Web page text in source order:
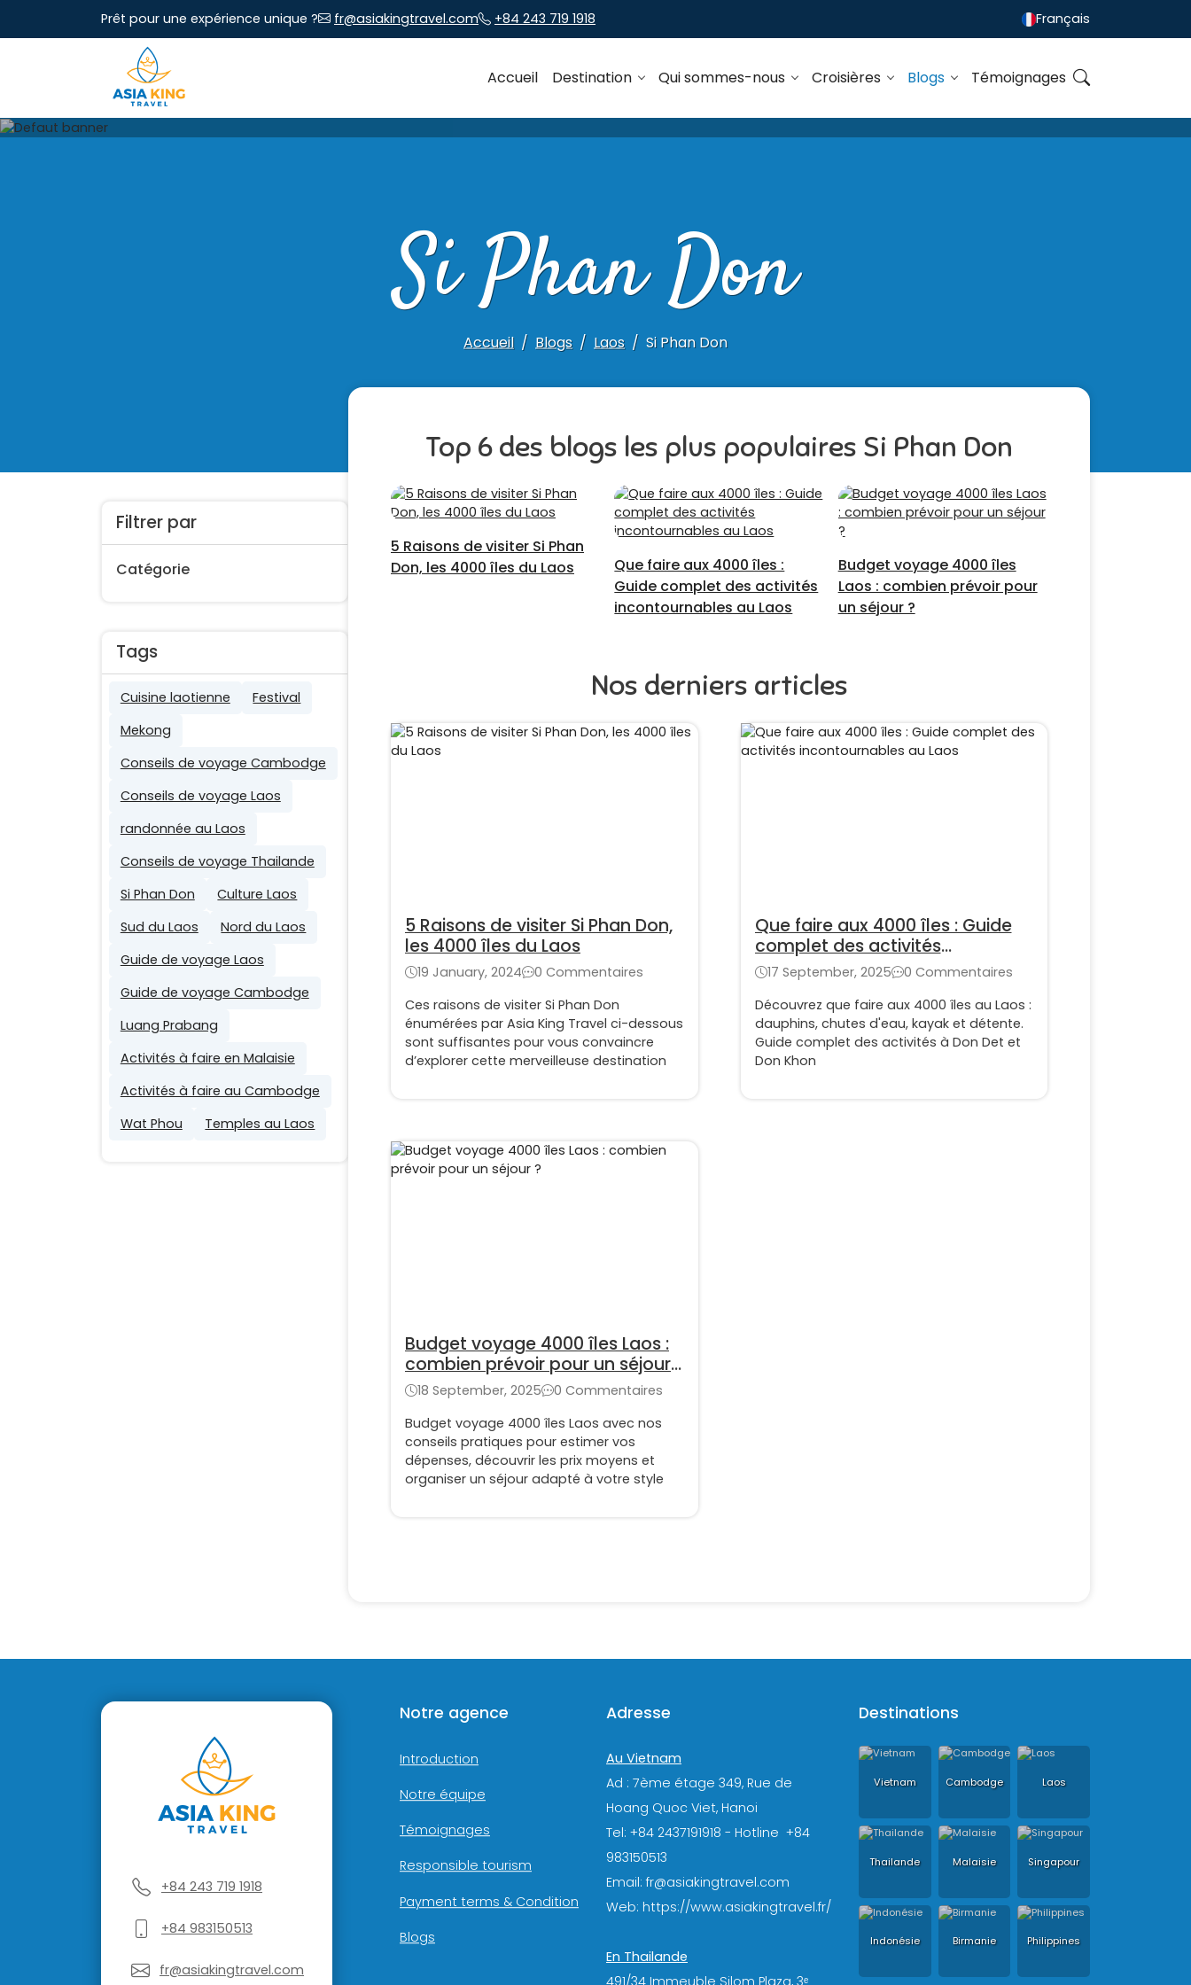
Prêt pour une expérience unique ? fr@asiakingtravel.com +84 243 719 1918 Français
Accueil Destination Qui sommes-nous Croisières Blogs Témoignages
Si Phan Don
Accueil Blogs Laos Si Phan Don
Filtrer par
Catégorie
Tags
Cuisine laotienne
Festival
Mekong
Conseils de voyage Cambodge
Conseils de voyage Laos
randonnée au Laos
Conseils de voyage Thailande
Si Phan Don
Culture Laos
Sud du Laos
Nord du Laos
Guide de voyage Laos
Guide de voyage Cambodge
Luang Prabang
Activités à faire en Malaisie
Activités à faire au Cambodge
Wat Phou
Temples au Laos
Top 6 des blogs les plus populaires Si Phan Don
5 Raisons de visiter Si Phan
Don, les 4000 îles du Laos
Que faire aux 4000 îles :
Guide complet des activités
incontournables au Laos
Budget voyage 4000 îles
Laos : combien prévoir pour
un séjour ?
Nos derniers articles
5 Raisons de visiter Si Phan Don,
les 4000 îles du Laos
19 January, 2024
0 Commentaires
Ces raisons de visiter Si Phan Don
énumérées par Asia King Travel ci-dessous
sont suffisantes pour vous convaincre
d’explorer cette merveilleuse destination
Que faire aux 4000 îles : Guide
complet des activités
incontournables au Laos
17 September, 2025
0 Commentaires
Découvrez que faire aux 4000 îles au Laos :
dauphins, chutes d'eau, kayak et détente.
Guide complet des activités à Don Det et
Don Khon
Budget voyage 4000 îles Laos :
combien prévoir pour un séjour
?18 September, 2025
0 Commentaires
Budget voyage 4000 îles Laos avec nos
conseils pratiques pour estimer vos
dépenses, découvrir les prix moyens et
organiser un séjour adapté à votre style
+84 243 719 1918
+84 983150513
fr@asiakingtravel.com
Notre agence
Introduction
Notre équipe
Témoignages
Responsible tourism
Payment terms & Condition
Blogs
Adresse
Au Vietnam
Ad : 7ème étage 349, Rue de
Hoang Quoc Viet, Hanoi
Tel: +84 2437191918 - Hotline +84
983150513
Email: fr@asiakingtravel.com
Web: https://www.asiakingtravel.fr/
En Thailande
Destinations
Vietnam Cambodge Laos
Thailande Malaisie Singapour
Indonésie Birmanie Philippines